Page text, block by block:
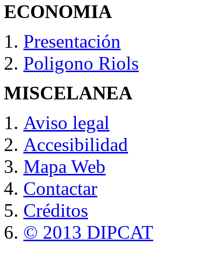
ECONOMIA
Presentación
Poligono Riols
MISCELANEA
Aviso legal
Accesibilidad
Mapa Web
Contactar
Créditos
© 2013 DIPCAT